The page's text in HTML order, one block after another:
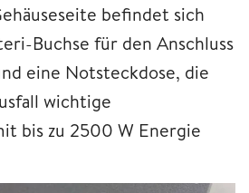
befindet sich
Buchse für den Anschluss
eine Notsteckdose, die
wichtige
bis zu 2500 W Energie